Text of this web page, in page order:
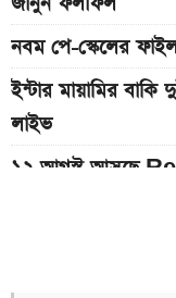
নবম পে-স্কেলের ফাইল
ইন্টার মায়ামির বাকি
লাইভ
১২ আগস্ট আসছে